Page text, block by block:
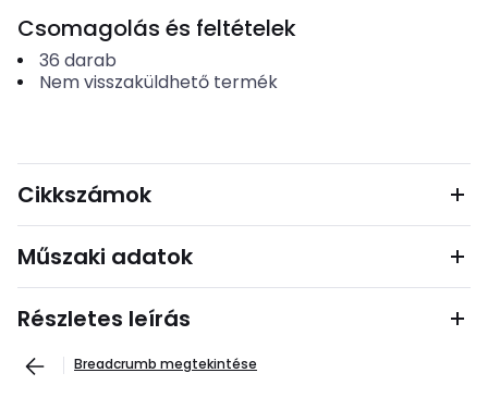
Csomagolás és feltételek
36 darab
Nem visszaküldhető termék
Cikkszámok
Műszaki adatok
Részletes leírás
Breadcrumb megtekintése